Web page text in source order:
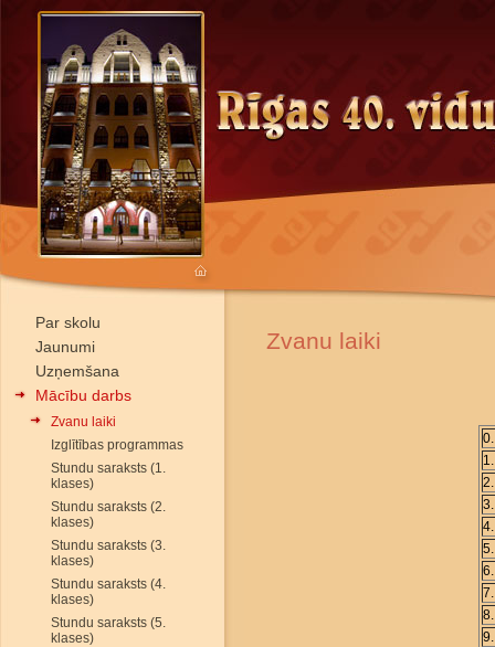
Par skolu
Jaunumi
Uzņemšana
Mācību darbs
Zvanu laiki
Izglītības programmas
Stundu saraksts (1.
klases)
Stundu saraksts (2.
klases)
Stundu saraksts (3.
klases)
Stundu saraksts (4.
klases)
Stundu saraksts (5.
klases)
Zvanu laiki